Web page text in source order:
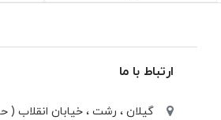
ارتباط با ما
گیلان ، رشت ، خيابان انقلاب (